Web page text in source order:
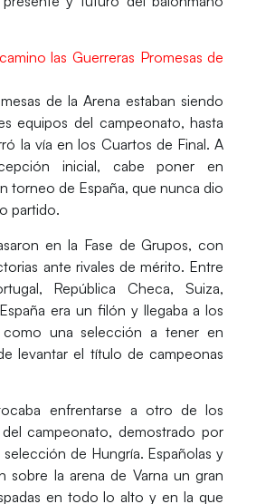
las Guerreras Promesas de
de la Arena estaban siendo
equipos del campeonato, hasta
la vía en los Cuartos de Final. A
inicial, cabe poner en
torneo de España, que nunca dio
partido.
en la Fase de Grupos, con
ante rivales de mérito. Entre
República Checa, Suiza,
era un filón y llegaba a los
una selección a tener en
levantar el título de campeonas
enfrentarse a otro de los
campeonato, demostrado por
selección de Hungría. Españolas y
sobre la arena de Varna un gran
en todo lo alto y en la que